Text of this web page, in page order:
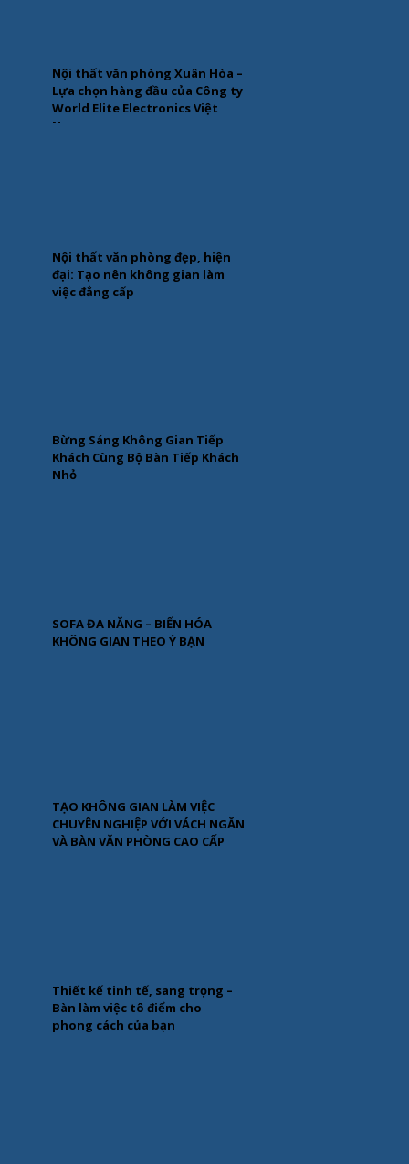
Nội thất văn phòng Xuân Hòa –
Lựa chọn hàng đầu của Công ty
World Elite Electronics Việt
Nam
Nội thất văn phòng đẹp, hiện
đại: Tạo nên không gian làm
việc đẳng cấp
Bừng Sáng Không Gian Tiếp
Khách Cùng Bộ Bàn Tiếp Khách
Nhỏ
SOFA ĐA NĂNG – BIẾN HÓA
KHÔNG GIAN THEO Ý BẠN
TẠO KHÔNG GIAN LÀM VIỆC
CHUYÊN NGHIỆP VỚI VÁCH NGĂN
VÀ BÀN VĂN PHÒNG CAO CẤP
Thiết kế tinh tế, sang trọng –
Bàn làm việc tô điểm cho
phong cách của bạn